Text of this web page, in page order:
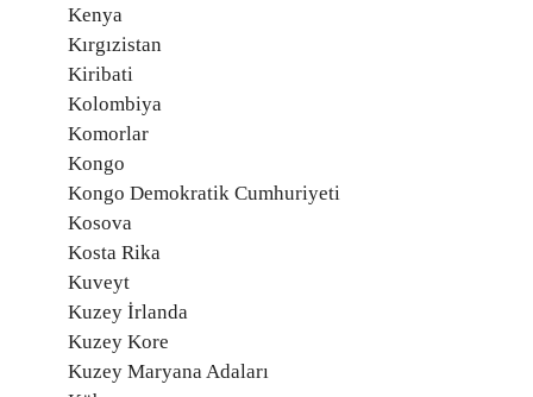
Kenya
Kırgızistan
Kiribati
Kolombiya
Komorlar
Kongo
Kongo Demokratik Cumhuriyeti
Kosova
Kosta Rika
Kuveyt
Kuzey İrlanda
Kuzey Kore
Kuzey Maryana Adaları